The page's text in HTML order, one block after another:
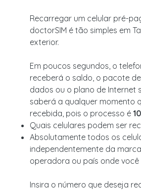
Recarregar um celular pré-
doctorSIM é tão simples em
exterior.
Em poucos segundos, o
receberá o saldo, o pacote
dados ou o plano de Internet
saberá a qualquer momento
recebida, pois o processo é
Quais celulares podem ser
Absolutamente todos os
independentemente da
operadora ou país onde você
Insira o número que deseja